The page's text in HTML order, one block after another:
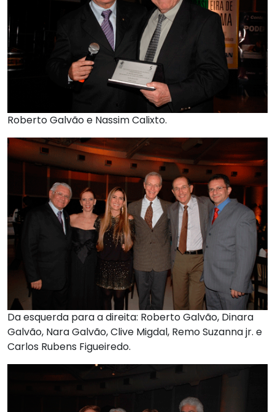
Roberto Galvão e Nassim Calixto.
Da esquerda para a direita: Roberto Galvão, Dinara
Galvão, Nara Galvão, Clive Migdal, Remo Suzanna jr. e
Carlos Rubens Figueiredo.